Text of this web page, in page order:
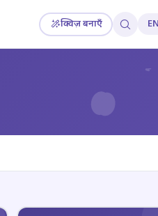
क्विज़ बनाएँ EN